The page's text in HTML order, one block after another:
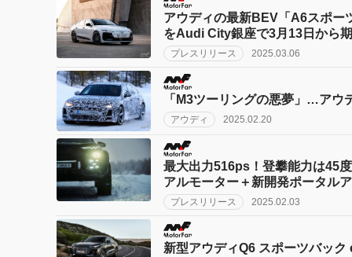
アウディの最新BEV「A6スポー
をAudi City銀座で3月13日から
プレスリリース 2025.03.06
「M3ツーリングの悪夢」…アウ
アウディ 2025.02.20
最大出力516ps！登攀能力は45
アルモーター＋新開発ポータル
プレスリリース 2025.02.03
新型アウディQ6 スポーツバッ